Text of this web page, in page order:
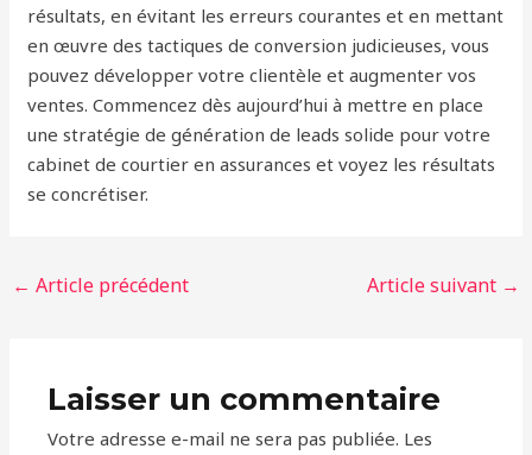
résultats, en évitant les erreurs courantes et en mettant
en œuvre des tactiques de conversion judicieuses, vous
pouvez développer votre clientèle et augmenter vos
ventes. Commencez dès aujourd’hui à mettre en place
une stratégie de génération de leads solide pour votre
cabinet de courtier en assurances et voyez les résultats
se concrétiser.
← Article précédent Article suivant →
Laisser un commentaire
Votre adresse e-mail ne sera pas publiée. Les